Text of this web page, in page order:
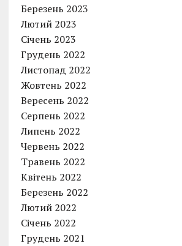
Березень 2023
Лютий 2023
Січень 2023
Грудень 2022
Листопад 2022
Жовтень 2022
Вересень 2022
Серпень 2022
Липень 2022
Червень 2022
Травень 2022
Квітень 2022
Березень 2022
Лютий 2022
Січень 2022
Грудень 2021